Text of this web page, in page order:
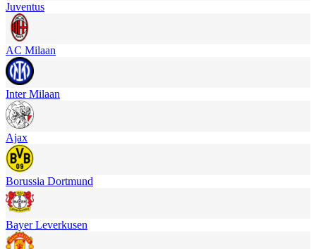
Juventus
AC Milaan
Inter Milaan
Ajax
Borussia Dortmund
Bayer Leverkusen